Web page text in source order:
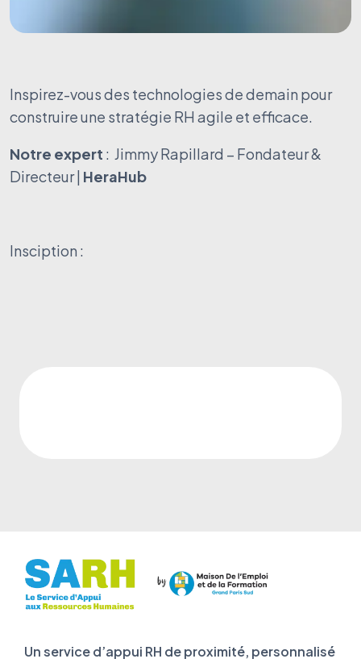
Inspirez-vous des technologies de demain pour
construire une stratégie RH agile et efficace.
Notre expert : Jimmy Rapillard – Fondateur &
Directeur | HeraHub
Insciption :
Un service d’appui RH de proximité, personnalisé